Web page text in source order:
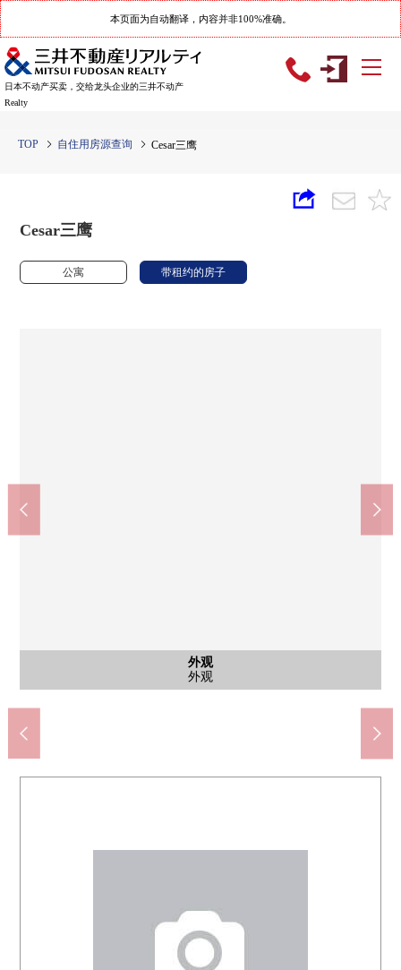
本页面为自动翻译，内容并非100%准确。
日本不动产买卖，交给龙头企业的三井不动产
Realty
TOP 自住用房源查询 Cesar三鹰
Cesar三鹰
公寓 带租约的房子
外观
外观
外观
外观
入口
入口
入口
入口
入口
入口
入口
入口
三平商店三鹰商店(约10m)
Lawson三鹰下连雀3丁目商店(约180m)
7-Eleven三鹰下连雀3丁目商店(约180m)
COCOKARA FINE三鹰商店(约160m)
三鹰站前邮局(约100m)
三鹰市立第6小学(约1840m)
武藏野市立第一中学(约1700m)